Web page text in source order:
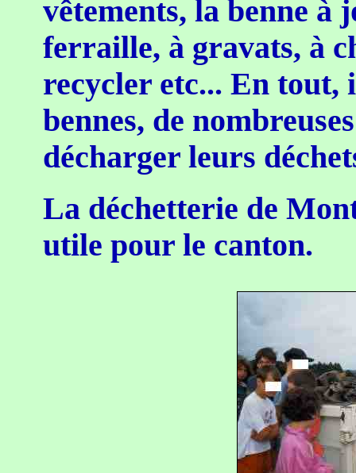
vêtements, la benne à
ferraille, à gravats, à
recycler etc... En tout,
bennes, de
décharger leurs
La déchetterie de
utile pour le canton.